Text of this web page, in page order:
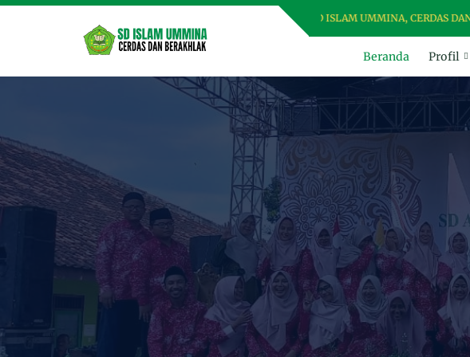
SELAMAT DATANG DI WEBSITE SD ISLAM UMMINA, CERDAS DAN BERAKHLAK
Beranda Profil